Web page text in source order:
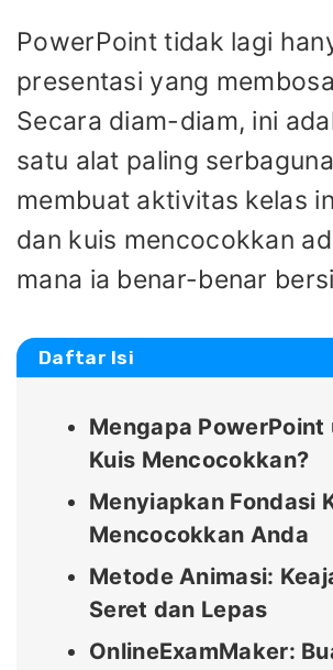
PowerPoint tidak lagi
presentasi yang
Secara diam-diam, ini
satu alat paling
membuat aktivitas kelas
dan kuis mencocokkan
mana ia benar-benar
Daftar Isi
Mengapa PowerPoint
Kuis Mencocokkan?
Menyiapkan Fondasi
Mencocokkan Anda
Metode Animasi:
Seret dan Lepas
OnlineExamMaker: